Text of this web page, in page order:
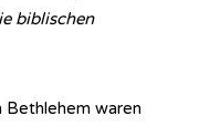
biblischen
Bethlehem waren